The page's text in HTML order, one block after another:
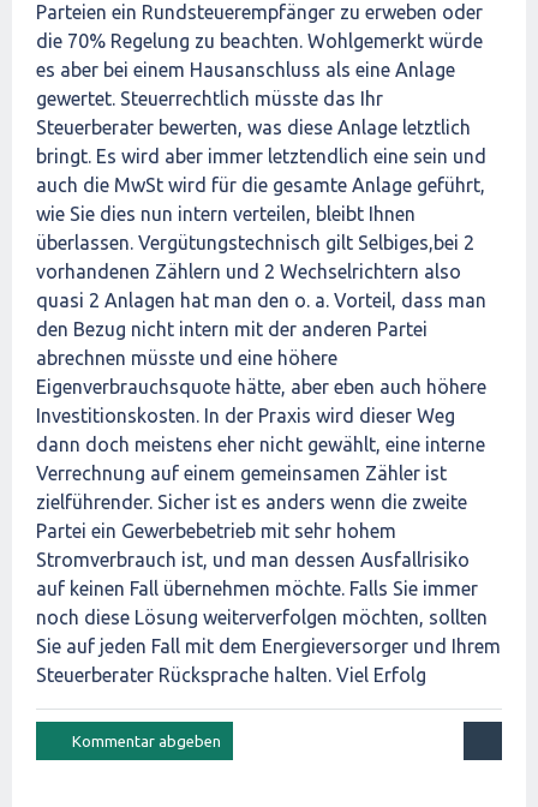
Parteien ein Rundsteuerempfänger zu erweben oder
die 70% Regelung zu beachten. Wohlgemerkt würde
es aber bei einem Hausanschluss als eine Anlage
gewertet. Steuerrechtlich müsste das Ihr
Steuerberater bewerten, was diese Anlage letztlich
bringt. Es wird aber immer letztendlich eine sein und
auch die MwSt wird für die gesamte Anlage geführt,
wie Sie dies nun intern verteilen, bleibt Ihnen
überlassen. Vergütungstechnisch gilt Selbiges,bei 2
vorhandenen Zählern und 2 Wechselrichtern also
quasi 2 Anlagen hat man den o. a. Vorteil, dass man
den Bezug nicht intern mit der anderen Partei
abrechnen müsste und eine höhere
Eigenverbrauchsquote hätte, aber eben auch höhere
Investitionskosten. In der Praxis wird dieser Weg
dann doch meistens eher nicht gewählt, eine interne
Verrechnung auf einem gemeinsamen Zähler ist
zielführender. Sicher ist es anders wenn die zweite
Partei ein Gewerbebetrieb mit sehr hohem
Stromverbrauch ist, und man dessen Ausfallrisiko
auf keinen Fall übernehmen möchte. Falls Sie immer
noch diese Lösung weiterverfolgen möchten, sollten
Sie auf jeden Fall mit dem Energieversorger und Ihrem
Steuerberater Rücksprache halten. Viel Erfolg